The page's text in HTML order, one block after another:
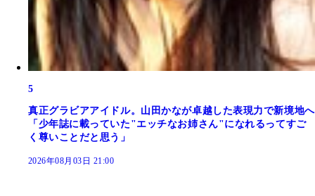
5
真正グラビアアイドル。山田かなが卓越した表現力で新境地へ
「少年誌に載っていた"エッチなお姉さん"になれるってすご
く尊いことだと思う」
2026年08月03日 21:00